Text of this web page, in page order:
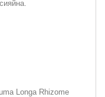
Longa Rhizome